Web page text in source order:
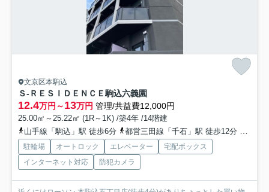
文京区本駒込
Ｓ-ＲＥＳＩＤＥＮＣＥ駒込六義園
12.4万円～13万円 管理/共益費12,000円
25.00㎡～25.22㎡ (1R～1K) /築4年 /14階建
山手線「駒込」駅 徒歩6分
都営三田線「千石」駅 徒歩12分
駐輪場 オートロック エレベーター
宅配ボックス
インターネット対応
防犯カメラ